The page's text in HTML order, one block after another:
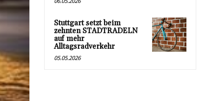
Stuttgart setzt beim
zehnten STADTRADELN
auf mehr
Alltagsradverkehr
05.05.2026